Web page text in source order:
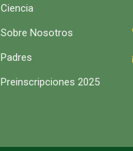
Ciencia
Sobre Nosotros
Padres
Preinscripciones 2025